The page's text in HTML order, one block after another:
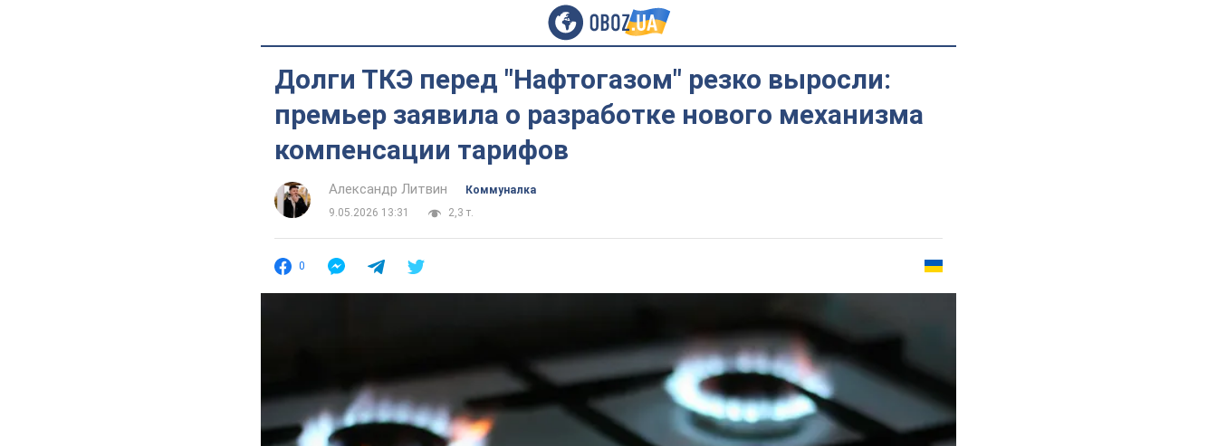
Долги ТКЭ перед "Нафтогазом" резко выросли:
премьер заявила о разработке нового механизма
компенсации тарифов
Александр Литвин
Коммуналка
9.05.2026 13:31
2,3 т.
0